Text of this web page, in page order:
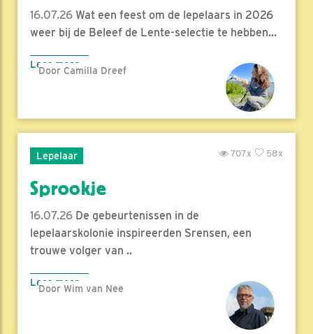
16.07.26 Wat een feest om de lepelaars in 2026
weer bij de Beleef de Lente-selectie te hebben...
Lees meer
Door Camilla Dreef
Lepelaar 58x
707x
Sprookje
16.07.26 De gebeurtenissen in de
lepelaarskolonie inspireerden Srensen, een
trouwe volger van ..
Lees meer
Door Wim van Nee